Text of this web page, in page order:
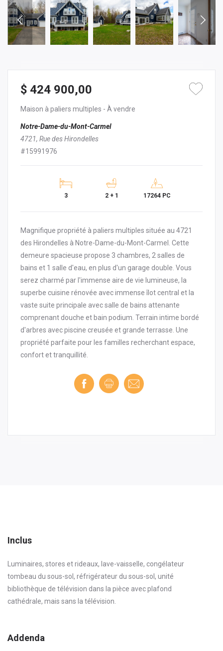
$ 424 900,00
Maison à paliers multiples - À vendre
Notre-Dame-du-Mont-Carmel
4721, Rue des Hirondelles
#15991976
3 2 + 1 17264 PC
Magnifique propriété à paliers multiples située au 4721
des Hirondelles à Notre-Dame-du-Mont-Carmel. Cette
demeure spacieuse propose 3 chambres, 2 salles de
bains et 1 salle d'eau, en plus d'un garage double. Vous
serez charmé par l'immense aire de vie lumineuse, la
superbe cuisine rénovée avec immense îlot central et la
vaste suite principale avec salle de bains attenante
comprenant douche et bain podium. Terrain intime bordé
d'arbres avec piscine creusée et grande terrasse. Une
propriété parfaite pour les familles recherchant espace,
confort et tranquillité.
Inclus
Luminaires, stores et rideaux, lave-vaisselle, congélateur
tombeau du sous-sol, réfrigérateur du sous-sol, unité
bibliothèque de télévision dans la pièce avec plafond
cathédrale, mais sans la télévision.
Addenda